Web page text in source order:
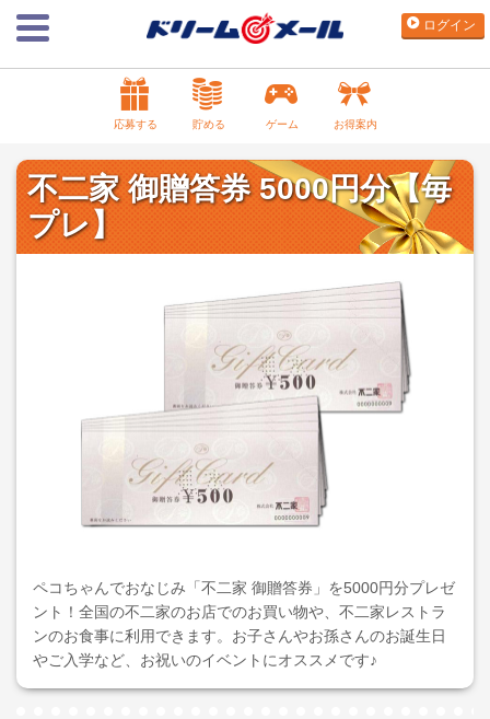
ログイン
応募する 貯める ゲーム お得案内
不二家 御贈答券 5000円分【毎
プレ】
ペコちゃんでおなじみ「不二家 御贈答券」を5000円分プレゼ
ント！全国の不二家のお店でのお買い物や、不二家レストラ
ンのお食事に利用できます。お子さんやお孫さんのお誕生日
やご入学など、お祝いのイベントにオススメです♪